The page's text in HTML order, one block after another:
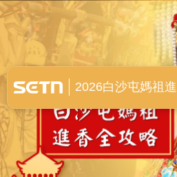
白沙屯媽祖進香
2026白沙屯媽祖